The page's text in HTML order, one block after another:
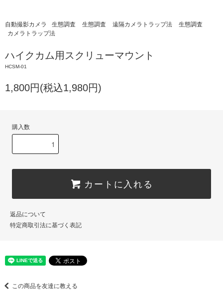
自動撮影カメラ 生態調査 生態調査 遠隔カメラトラップ法
生態調査
カメラトラップ法
ハイクカム用スクリューマウント
HCSM-01
1,800円(税込1,980円)
購入数
カートに入れる
返品について
特定商取引法に基づく表記
この商品を友達に教える